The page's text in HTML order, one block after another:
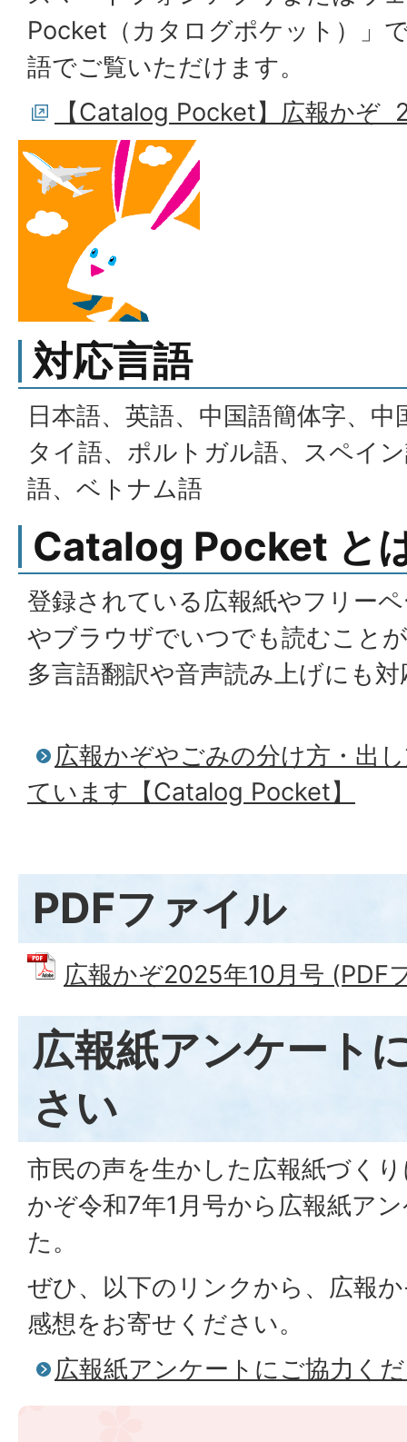
Pocket（カタログポケット）」
語でご覧いただけます。
【Catalog Pocket】広報かぞ
対応言語
日本語、英語、中国語簡体字、
タイ語、ポルトガル語、スペイ
語、ベトナム語
Catalog Pocket と
登録されている広報紙やフリー
やブラウザでいつでも読むこと
多言語翻訳や音声読み上げにも
広報かぞやごみの分け方・出
ています【Catalog Pocket】
PDFファイル
広報かぞ2025年10月号 (PDF
広報紙アンケート
さい
市民の声を生かした広報紙づく
かぞ令和7年1月号から広報紙ア
た。
ぜひ、以下のリンクから、広報
感想をお寄せください。
広報紙アンケートにご協力く